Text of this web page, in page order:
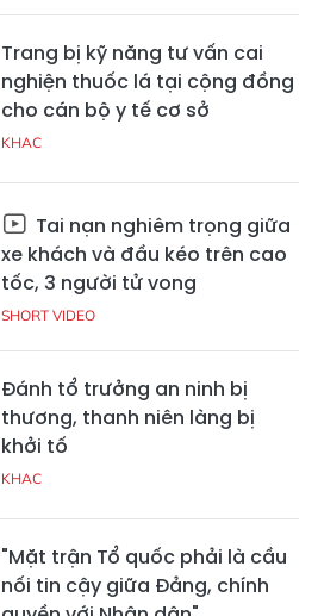
Trang bị kỹ năng tư vấn cai
nghiện thuốc lá tại cộng đồng
cho cán bộ y tế cơ sở
KHAC
Tai nạn nghiêm trọng giữa
xe khách và đầu kéo trên cao
tốc, 3 người tử vong
SHORT VIDEO
Đánh tổ trưởng an ninh bị
thương, thanh niên làng bị
khởi tố
KHAC
"Mặt trận Tổ quốc phải là cầu
nối tin cậy giữa Đảng, chính